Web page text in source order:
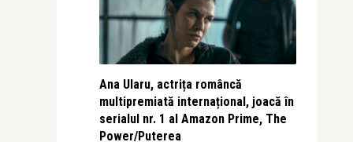
Ana Ularu, actrița româncă
multipremiată internațional, joacă în
serialul nr. 1 al Amazon Prime, The
Power/Puterea